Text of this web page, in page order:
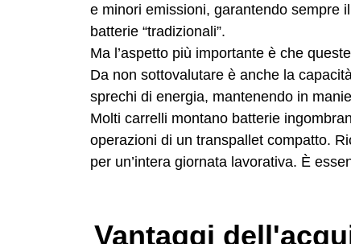
e minori emissioni, garantendo sempre
batterie “tradizionali”.
Ma l’aspetto più importante è che
Da non sottovalutare è anche la
sprechi di energia, mantenendo in
Molti carrelli montano batterie
operazioni di un transpallet compatto.
per un’intera giornata lavorativa. È
Vantaggi